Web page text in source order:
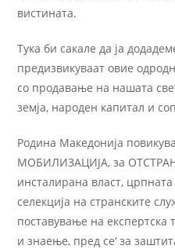
вистината.
Тука би сакале да ја
предизвикуваат овие
со продавање на нашата
земја, народен капитал и
Родина Македонија
МОБИЛИЗАЦИЈА, за
инсталирана власт,
селекција на странските
поставување на експертска
и знаење, пред се‘ за